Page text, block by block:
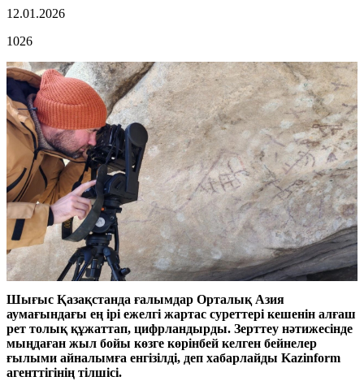
12.01.2026
1026
Шығыс Қазақстанда ғалымдар Орталық Азия
аумағындағы ең ірі ежелгі жартас суреттері кешенін алғаш
рет толық құжаттап, цифрландырды. Зерттеу нәтижесінде
мыңдаған жыл бойы көзге көрінбей келген бейнелер
ғылыми айналымға енгізілді, деп хабарлайды Kazinform
агенттігінің тілшісі.